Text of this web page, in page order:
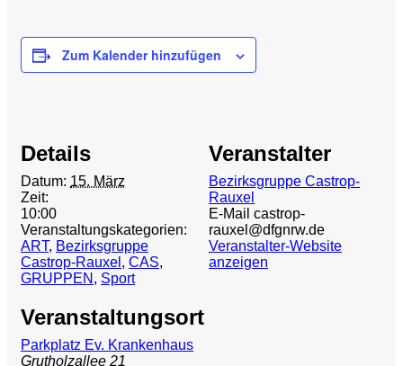
Zum Kalender hinzufügen
Details
Datum: 15. März
Zeit:
10:00
Veranstaltungskategorien:
ART, Bezirksgruppe
Castrop-Rauxel , CAS,
GRUPPEN , Sport
Veranstaltungsort
Parkplatz Ev. Krankenhaus
Grutholzallee 21
Veranstalter
Bezirksgruppe Castrop-
Rauxel
E-Mail castrop-
rauxel@dfgnrw.de
Veranstalter-Website
anzeigen